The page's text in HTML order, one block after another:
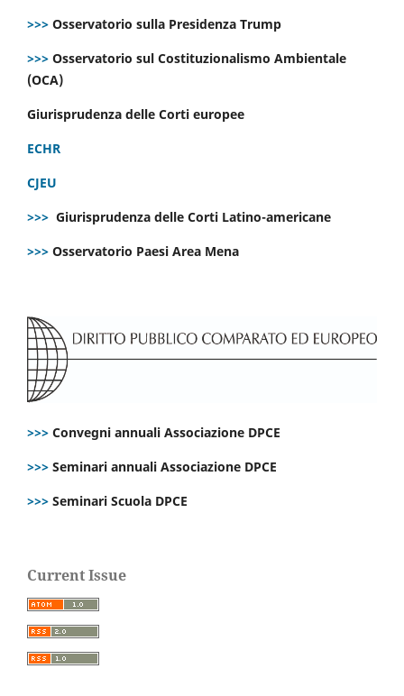
>>> Osservatorio sulla Presidenza Trump
>>> Osservatorio sul Costituzionalismo Ambientale
(OCA)
Giurisprudenza delle Corti europee
ECHR
CJEU
>>> Giurisprudenza delle Corti Latino-americane
>>> Osservatorio Paesi Area Mena
>>> Convegni annuali Associazione DPCE
>>> Seminari annuali Associazione DPCE
>>> Seminari Scuola DPCE
Current Issue